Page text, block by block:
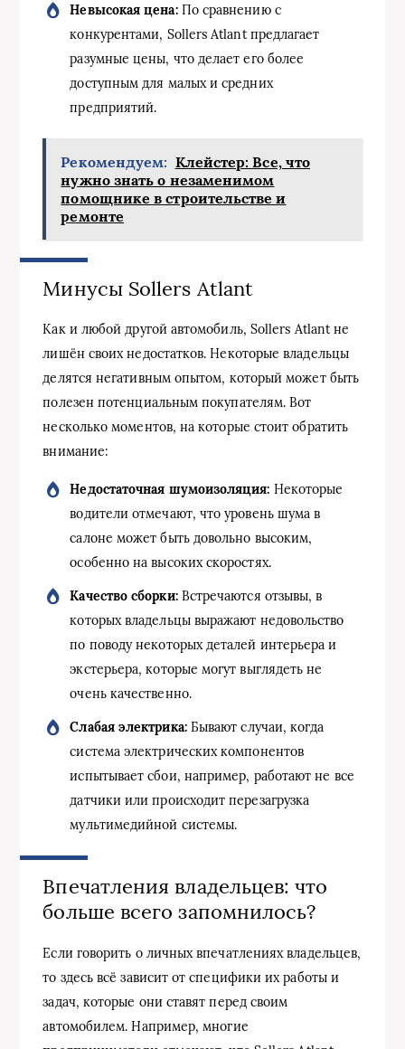
Невысокая цена:По сравнению с
конкурентами, Sollers Atlant предлагает
разумные цены, что делает его более
доступным для малых и средних
предприятий.
Рекомендуем: Клейстер: Все, что
нужно знать о незаменимом
помощнике в строительстве и
ремонте
Минусы Sollers Atlant
Как и любой другой автомобиль, Sollers Atlant не
лишён своих недостатков. Некоторые владельцы
делятся негативным опытом, который может быть
полезен потенциальным покупателям. Вот
несколько моментов, на которые стоит обратить
внимание:
Недостаточная шумоизоляция: Некоторые
водители отмечают, что уровень шума в
салоне может быть довольно высоким,
особенно на высоких скоростях.
Качество сборки:Встречаются отзывы, в
которых владельцы выражают недовольство
по поводу некоторых деталей интерьера и
экстерьера, которые могут выглядеть не
очень качественно.
Слабая электрика:Бывают случаи, когда
система электрических компонентов
испытывает сбои, например, работают не все
датчики или происходит перезагрузка
мультимедийной системы.
Впечатления владельцев: что
больше всего запомнилось?
Если говорить о личных впечатлениях владельцев,
то здесь всё зависит от специфики их работы и
задач, которые они ставят перед своим
автомобилем. Например, многие